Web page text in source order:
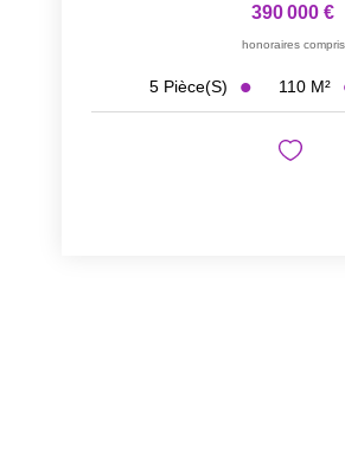
390 000 €
honoraires compris
5 Pièce(s) 110 M²